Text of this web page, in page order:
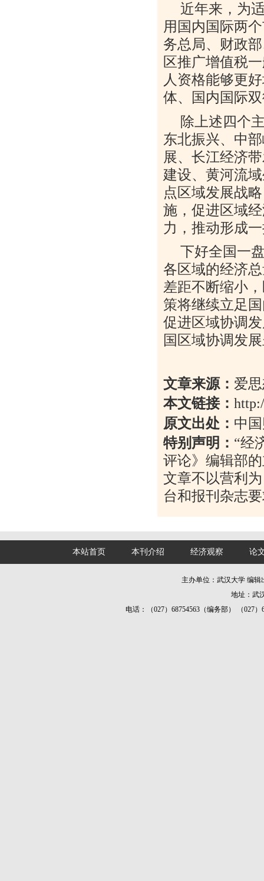
近年来，为
用国内国际两
务总局、财政
区推广增值税
人资格能够更
体、国内国际
除上述四个
东北振兴、中
展、长江经济
建设、黄河流
点区域发展战
施，促进区域
力，推动形成
下好全国一
各区域的经济
差距不断缩小
策将继续立足
促进区域协调
国区域协调发
文章来源： 爱
本文链接：
原文出处： 中
特别声明： “经
评论》编辑部
文章不以营利
台和报刊杂志
本站首页 本刊介绍 经济观察 论
主办单位：武汉大学 编
地址：武
电话：（027）68754563（编务部） （027